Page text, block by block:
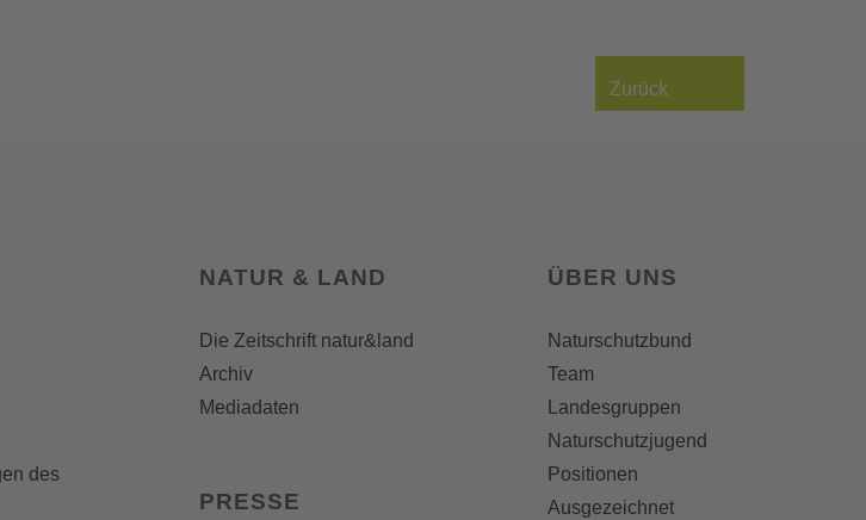
Zurück
des
NATUR & LAND
Die Zeitschrift natur&land
Archiv
Mediadaten
PRESSE
ÜBER UNS
Naturschutzbund
Team
Landesgruppen
Naturschutzjugend
Positionen
Ausgezeichnet